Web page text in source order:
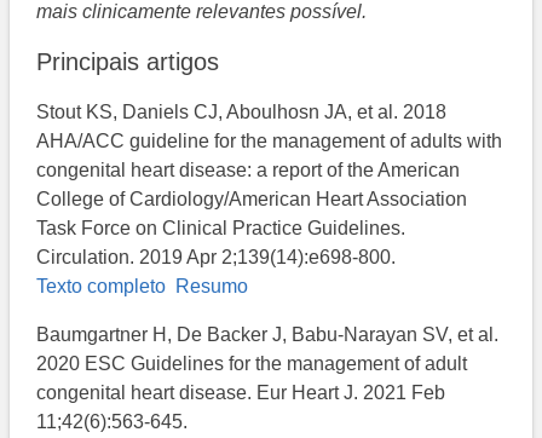
mais clinicamente relevantes possível.
Principais artigos
Stout KS, Daniels CJ, Aboulhosn JA, et al. 2018
AHA/ACC guideline for the management of adults with
congenital heart disease: a report of the American
College of Cardiology/American Heart Association
Task Force on Clinical Practice Guidelines.
Circulation. 2019 Apr 2;139(14):e698-800.
Texto completo Resumo
Baumgartner H, De Backer J, Babu-Narayan SV, et al.
2020 ESC Guidelines for the management of adult
congenital heart disease. Eur Heart J. 2021 Feb
11;42(6):563-645.